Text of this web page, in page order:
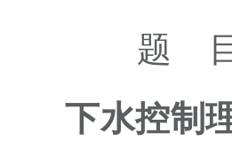
题 目
下水控制